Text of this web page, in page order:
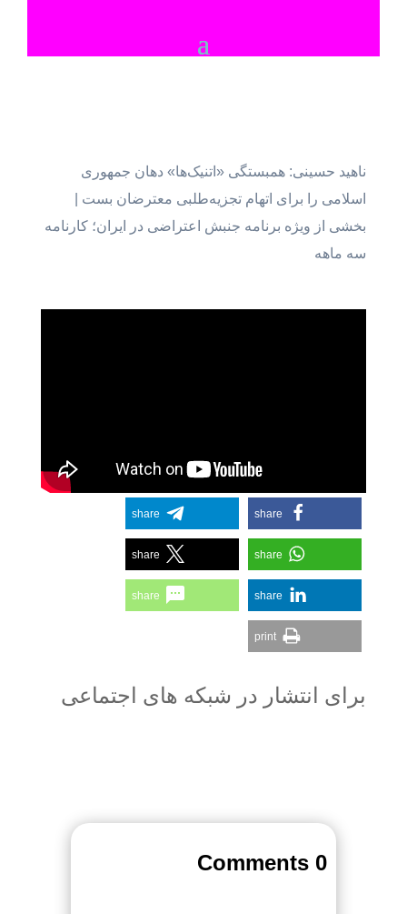
ناهید حسینی: همبستگی «اتنیک‌ها» دهان جمهوری
اسلامی را برای اتهام تجزیه‌طلبی معترضان بست |
بخشی از ویژه برنامه جنبش اعتراضی در ایران؛ کارنامه
سه ماهه
share
share
share
share
share
share
print
برای انتشار در شبکه های اجتماعی
0 Comments